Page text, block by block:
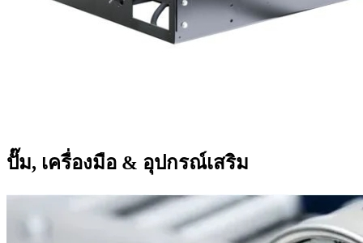
ปั๊ม, เครื่องมือ & อุปกรณ์เสริม